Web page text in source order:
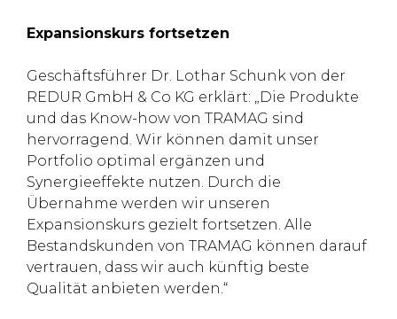
Expansionskurs fortsetzen
Geschäftsführer Dr. Lothar Schunk von der
REDUR GmbH & Co KG erklärt: „Die Produkte
und das Know-how von TRAMAG sind
hervorragend. Wir können damit unser
Portfolio optimal ergänzen und
Synergieeffekte nutzen. Durch die
Übernahme werden wir unseren
Expansionskurs gezielt fortsetzen. Alle
Bestandskunden von TRAMAG können darauf
vertrauen, dass wir auch künftig beste
Qualität anbieten werden.“